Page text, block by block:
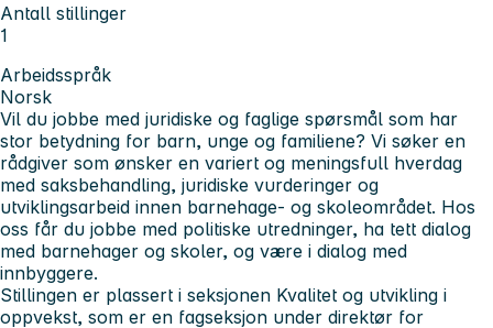
Antall stillinger
1
Arbeidsspråk
Norsk
Vil du jobbe med juridiske og faglige spørsmål som har
stor betydning for barn, unge og familiene? Vi søker en
rådgiver som ønsker en variert og meningsfull hverdag
med saksbehandling, juridiske vurderinger og
utviklingsarbeid innen barnehage- og skoleområdet. Hos
oss får du jobbe med politiske utredninger, ha tett dialog
med barnehager og skoler, og være i dialog med
innbyggere.
Stillingen er plassert i seksjonen Kvalitet og utvikling i
oppvekst, som er en fagseksjon under direktør for